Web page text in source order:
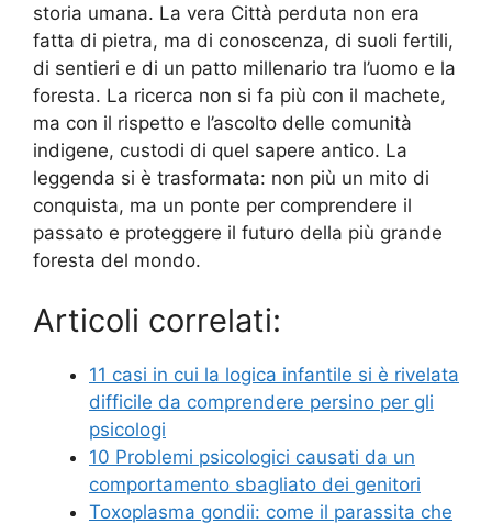
storia umana. La vera Città perduta non era
fatta di pietra, ma di conoscenza, di suoli fertili,
di sentieri e di un patto millenario tra l’uomo e la
foresta. La ricerca non si fa più con il machete,
ma con il rispetto e l’ascolto delle comunità
indigene, custodi di quel sapere antico. La
leggenda si è trasformata: non più un mito di
conquista, ma un ponte per comprendere il
passato e proteggere il futuro della più grande
foresta del mondo.
Articoli correlati:
11 casi in cui la logica infantile si è rivelata
difficile da comprendere persino per gli
psicologi
10 Problemi psicologici causati da un
comportamento sbagliato dei genitori
Toxoplasma gondii: come il parassita che